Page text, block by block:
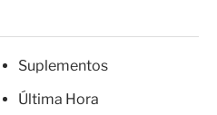
Suplementos
Última Hora